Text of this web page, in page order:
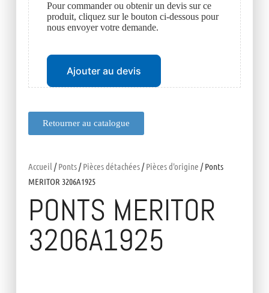
Retourner au catalogue
Accueil /Ponts/Pièces détachées/Pièces d'origine / Ponts
MERITOR 3206A1925
PONTS MERITOR
3206A1925
Pour commander ou obtenir un devis sur ce
produit, cliquez sur le bouton ci-dessous pour
nous envoyer votre demande.
Ajouter au devis